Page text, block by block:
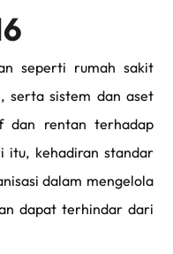
seperti rumah sakit
serta sistem dan aset
dan rentan terhadap
itu, kehadiran standar
dalam mengelola
dapat terhindar dari